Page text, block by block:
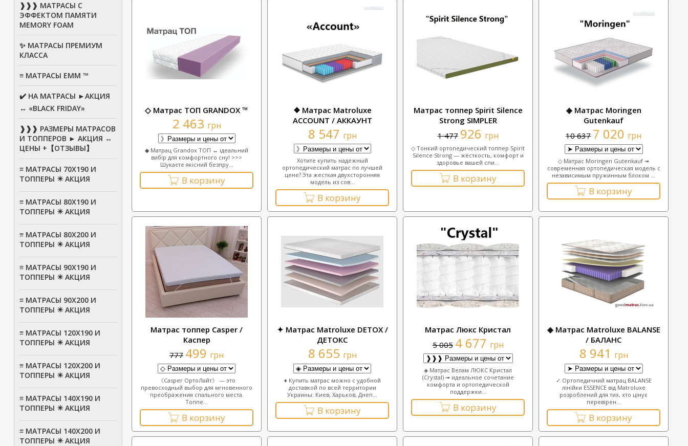
❱❱❱ МАТРАСЫ С
ЭФФЕКТОМ ПАМЯТИ
MEMORY FOAM
✨ МАТРАСЫ ПРЕМИУМ
КЛАССА
≡ МАТРАСЫ ЕММ ™
✔️ НА МАТРАСЫ ►АКЦИЯ
↔ «BLACK FRIDAY»
❱❱❱ РАЗМЕРЫ МАТРАСОВ
И ТОППЕРОВ ► АКЦИЯ ↔
ЦЕНЫ +【ОТЗЫВЫ】
≡ МАТРАСЫ 70Х190 И
ТОППЕРЫ ✴️ АКЦИЯ
≡ МАТРАСЫ 80X190 И
ТОППЕРЫ ✴️ АКЦИЯ
≡ МАТРАСЫ 80Х200 И
ТОППЕРЫ ✴️ АКЦИЯ
≡ МАТРАСЫ 90Х190 И
ТОППЕРЫ ✴️ АКЦИЯ
≡ МАТРАСЫ 90Х200 И
ТОППЕРЫ ✴️ АКЦИЯ
≡ МАТРАСЫ 120Х190 И
ТОППЕРЫ ✴️ АКЦИЯ
≡ МАТРАСЫ 120Х200 И
ТОППЕРЫ ✴️ АКЦИЯ
≡ МАТРАСЫ 140Х190 И
ТОППЕРЫ ✴️ АКЦИЯ
≡ МАТРАСЫ 140Х200 И
ТОППЕРЫ ✴️ АКЦИЯ
◇ Матрас ТОП GRANDOX ™
2 463 грн
◆ Матрац Grandox ТОП ↔ ідеальний
вибір для комфортного сну! >>>
Шукаєте якісний безпру...
В корзину
❖ Матрас Matroluxe
ACCOUNT / АККАУНТ
8 547 грн
Хотите купить надежный
ортопедический матрас по лучшей
цене? Эта жесткая двухсторонняя
модель из сов...
В корзину
Матрас топпер Spirit Silence
Strong SIMPLER
1 477 926 грн
◇ Тонкий ортопедический топпер Spirit
Silence Strong — жёсткость, комфорт и
здоровье вашей спи...
В корзину
◈ Матрас Moringen
Gutenkauf
10 637 7 020 грн
◇ Матрас Moringen Gutenkauf ➟
современная ортопедическая модель с
независимым пружинным блоком ...
В корзину
Матрас топпер Casper /
Каспер
777 499 грн
《Casper ОртоЛайт》 — это
превосходный выбор для мгновенного
преображения спального места.
Топпе...
В корзину
✦ Матрас Matroluxe DETOX /
ДЕТОКС
8 655 грн
♦ Купить матрас можно с удобной
доставкой по всей территории
Украины: Киев, Харьков, Днеп...
В корзину
Матрас Люкс Кристал
5 005 4 677 грн
◈ Матрас Велам ЛЮКС Кристал
(Crystal) ➟ идеальное сочетание
комфорта и ортопедической
поддержки...
В корзину
◈ Матрас Matroluxe BALANSE
/ БАЛАНС
8 941 грн
✓ Ортопедичний матрац BALANSE
лінійки ESSENCE від Matroluxe
розроблений для тих, хто цінує
перевірен...
В корзину